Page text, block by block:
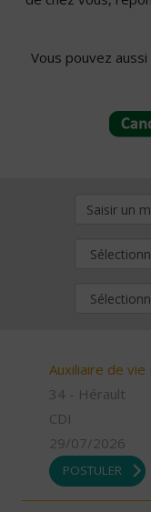
Vous pouvez
Auxiliaire de vie
34 - Hérault
CDI
29/07/2026
POSTULER